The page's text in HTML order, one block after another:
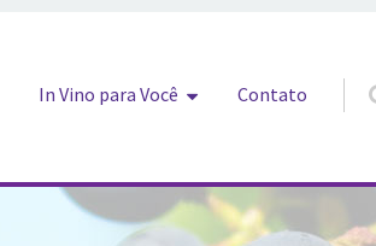
In Vino para Você Contato